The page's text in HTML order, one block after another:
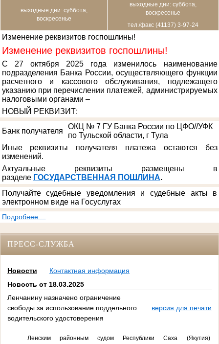
выходные дни: суббота,
воскресенье
выходные дни: суббота,
воскресенье
тел./факс (41137) 3-97-24
Изменение реквизитов госпошлины!
Изменение реквизитов госпошлины!
С 27 октября 2025 года изменилось наименование
подразделения Банка России, осуществляющего функции
расчетного и кассового обслуживания, подлежащего
указанию при перечислении платежей, администрируемых
налоговыми органами –
НОВЫЙ РЕКВИЗИТ:
Банк получателя
ОКЦ № 7 ГУ Банка России по ЦФО//УФК
по Тульской области, г Тула
Иные реквизиты получателя платежа остаются без
изменений.
Актуальные реквизиты размещены в
разделе ГОСУДАРСТВЕННАЯ ПОШЛИНА.
Получайте судебные уведомления и судебные акты в
электронном виде на Госуслугах
Подробнее....
ПРЕСС-СЛУЖБА
Новости
Контактная информация
Новость от 18.03.2025
Ленчанину назначено ограничение
свободы за использование поддельного
водительского удостоверения
версия для печати
Ленским районным судом Республики Саха (Якутия)